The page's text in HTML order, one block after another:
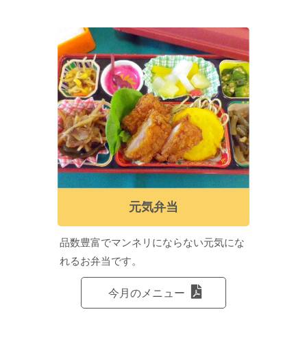
元気弁当
品数豊富でマンネリにならない元気にな
れるお弁当です。
今月のメニュー